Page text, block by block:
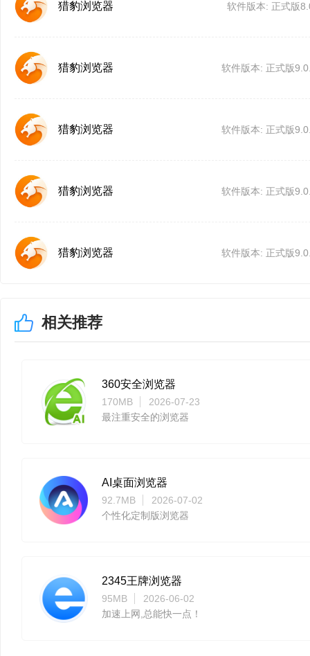
猎豹浏览器 软件版本: 正式版
猎豹浏览器 软件版本: 正式版
猎豹浏览器 软件版本: 正式版
猎豹浏览器 软件版本: 正式版
猎豹浏览器 软件版本: 正式版
相关推荐
360安全浏览器
170MB
2026-07-23
最注重安全的浏览器
AI桌面浏览器
92.7MB
2026-07-02
个性化定制版浏览器
2345王牌浏览器
95MB
2026-06-02
加速上网,总能快一点！